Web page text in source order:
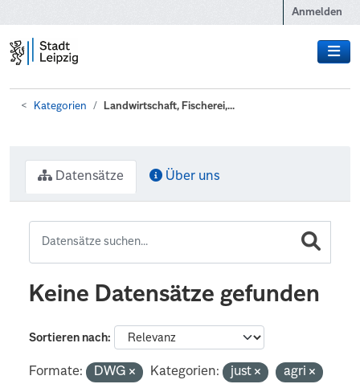
Anmelden
Kategorien Landwirtschaft, Fischerei,...
Datensätze Über uns
Keine Datensätze gefunden
Sortieren nach
Formate: DWG Kategorien: just
agri